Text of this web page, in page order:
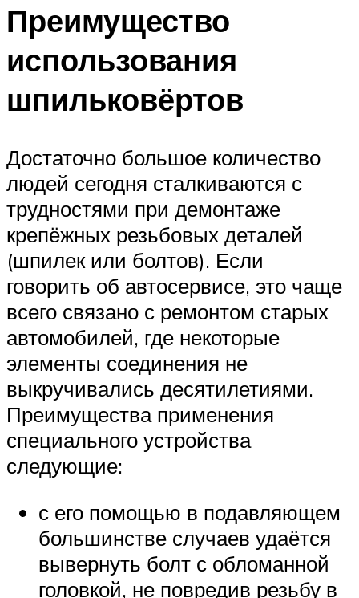
Преимущество
использования
шпильковёртов
Достаточно большое количество
людей сегодня сталкиваются с
трудностями при демонтаже
крепёжных резьбовых деталей
(шпилек или болтов). Если
говорить об автосервисе, это чаще
всего связано с ремонтом старых
автомобилей, где некоторые
элементы соединения не
выкручивались десятилетиями.
Преимущества применения
специального устройства
следующие:
с его помощью в подавляющем
большинстве случаев удаётся
вывернуть болт с обломанной
головкой, не повредив резьбу в